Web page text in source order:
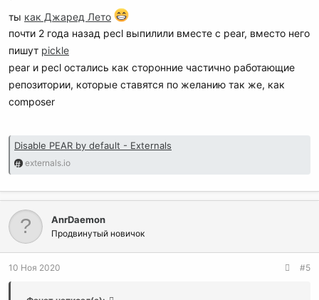
ты как Джаред Лето
почти 2 года назад pecl выпилили вместе с pear, вместо него
пишут pickle
pear и pecl остались как сторонние частично работающие
репозитории, которые ставятся по желанию так же, как
composer
Disable PEAR by default - Externals
externals.io
AnrDaemon
Продвинутый новичок
10 Ноя 2020 #5